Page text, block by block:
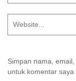
Simpan nama,
untuk komentar saya